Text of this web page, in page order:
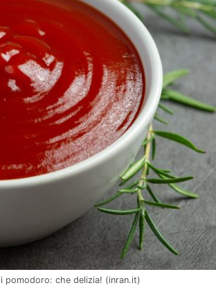
pomodoro: che delizia! (inran.it)